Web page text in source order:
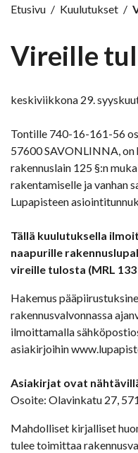
Etusivu / Kuulutukset /
Vireille
keskiviikkona 29.
Tontille 740-16-161-56
57600 SAVONLINNA,
rakennuslain 125 §:n
rakentamiselle ja vanhan
Lupapisteen
Tällä kuulutuksella
naapurille
vireille tulosta (MRL 133
Hakemus
rakennusvalvonnassa
ilmoittamalla
asiakirjoihin
Asiakirjat ovat
Osoite: Olavinkatu 27,
Mahdolliset kirjalliset
tulee toimittaa